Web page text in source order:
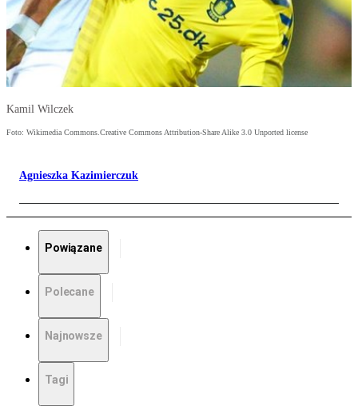
Kamil Wilczek
Foto: Wikimedia Commons.Creative Commons Attribution-Share Alike 3.0 Unported license
Agnieszka Kazimierczuk
Powiązane
Polecane
Najnowsze
Tagi